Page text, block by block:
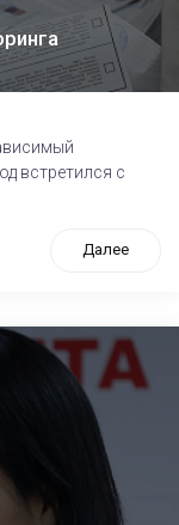
встретился с
Далее